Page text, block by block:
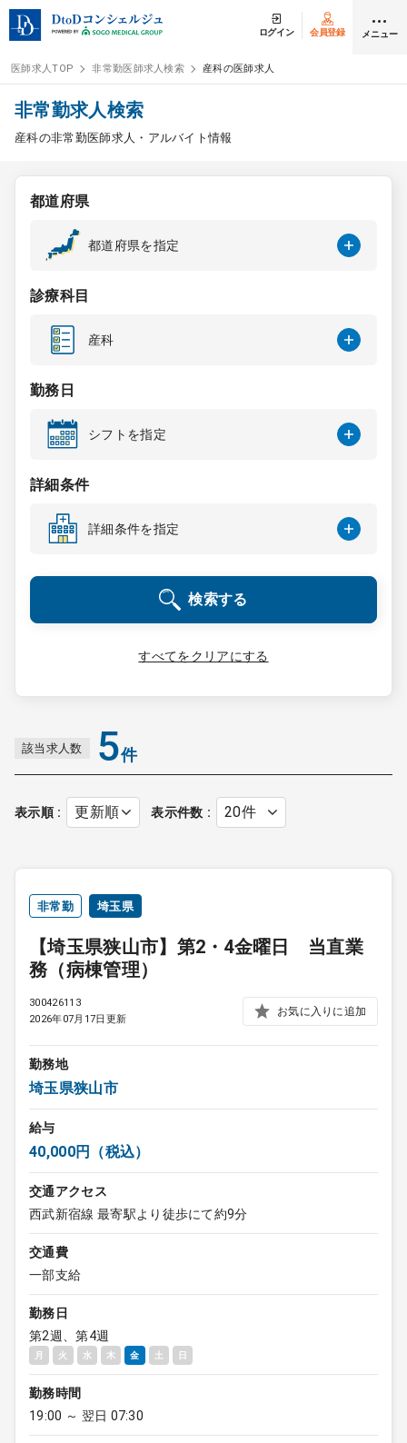
ログイン 会員登録 メニュー
ログイン
医師求人
常勤検索
スポット検索
DtoDの転職・
コンサルタント
成功事例
転職ノウハウ
9:00 ～ 18:00（平日）
0120-337-613
採用をお考えの医療機関の方
医師求人TOP 非常勤医師求人検索 産科の医師求人
非常勤求人検索
産科の非常勤医師求人・アルバイト情報
都道府県
都道府県を指定
診療科目
産科
勤務日
シフトを指定
詳細条件
詳細条件を指定
検索する
すべてをクリアにする
該当求人数 5件
表示順 表示件数
非常勤 埼玉県
【埼玉県狭山市】第2・4金曜日 当直業
務（病棟管理）
300426113
2026年07月17日更新
お気に入りに追加
勤務地
埼玉県狭山市
給与
40,000円（税込）
交通アクセス
西武新宿線 最寄駅より徒歩にて約9分
交通費
一部支給
勤務日
第2週、第4週
月 火 水 木 金 土 日
勤務時間
19:00 ～ 翌日 07:30